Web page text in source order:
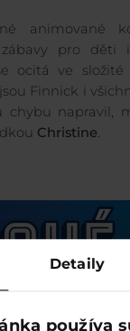
Detaily
používa
animované
pro děti
ocitá ve
Finnick i
chybu napravil,
Christine.